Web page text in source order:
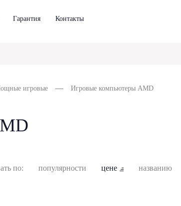
Гарантия Контакты
игровые Игровые компьютеры AMD
по: популярности цене названию